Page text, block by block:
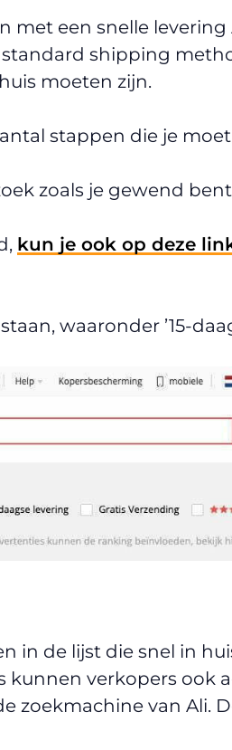
een snelle levering
shipping
moeten zijn.
stappen die je
zoals je gewend bent
kun je ook op deze
waaronder ’15-
in de lijst die snel in
kunnen verkopers ook
zoekmachine van Ali.